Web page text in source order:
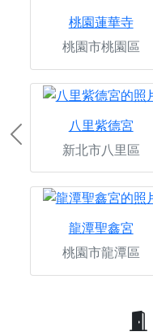
桃園蓮華寺
桃園市桃園區
八里紫德宮
新北市八里區
龍潭聖鑫宮
桃園市龍潭區
Previous